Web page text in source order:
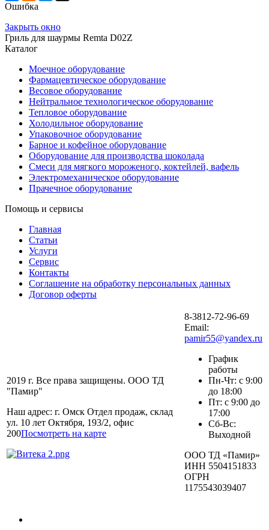
Ошибка
Закрыть окно
Гриль для шаурмы Remta D02Z
Каталог
Моечное оборудование
Фармацевтическое оборудование
Весовое оборудование
Нейтральное технологическое оборудование
Тепловое оборудование
Холодильное оборудование
Упаковочное оборудование
Барное и кофейное оборудование
Оборудование для производства шоколада
Смеси для мягкого мороженого, коктейлей, вафель
Электромеханическое оборудование
Прачечное оборудование
Помощь и сервисы
Главная
Статьи
Услуги
Сервис
Контакты
Соглашение на обработку персональных данных
Договор оферты
2019 г. Все права защищены. ООО ТД
"Памир"
Наш адрес: г. Омск Отдел продаж, склад
ул. 10 лет Октября, 193/2, офис
200Посмотреть на карте
8-3812-72-96-69
Email:
pamir55@yandex.ru
График
работы
Пн-Чт: с 9:00
до 18:00
Пт: с 9:00 до
17:00
Сб-Вс:
Выходной
ООО ТД «Памир»
ИНН 5504151833
ОГРН
1175543039407